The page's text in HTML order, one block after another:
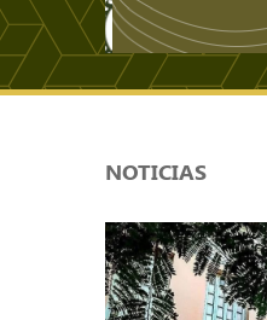
NOTICIAS